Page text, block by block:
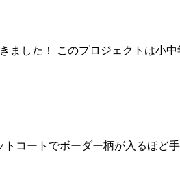
ました！ このプロジェクトは小
コートでボーダー柄が入るほど